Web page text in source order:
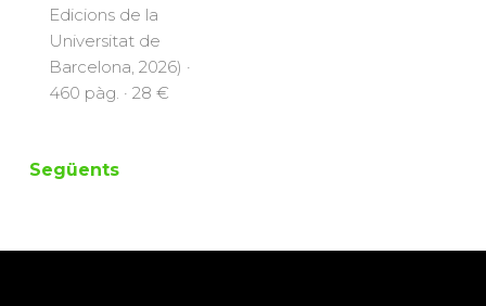
Edicions de la
Universitat de
Barcelona, 2026) ·
460 pàg. · 28 €
Següents